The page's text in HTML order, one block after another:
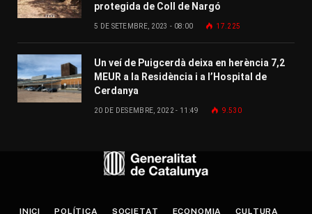
protegida de Coll de Nargó
5 DE SETEMBRE, 2023 - 08:00 17.225
Un veí de Puigcerdà deixa en herència 7,2
MEUR a la Residència i a l’Hospital de
Cerdanya
20 DE DESEMBRE, 2022 - 11:49 9.530
INICI POLÍTICA SOCIETAT ECONOMIA CULTURA